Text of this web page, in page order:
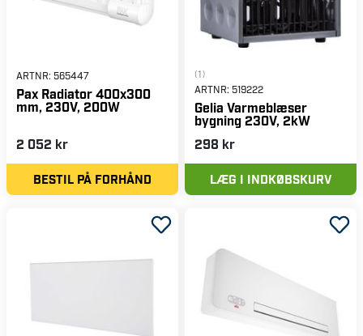
ARTNR: 565447
Pax Radiator 400x300
mm, 230V, 200W
2 052 kr
BESTIL PÅ FORHÅND
(1)
ARTNR: 519222
Gelia Varmeblæser
bygning 230V, 2kW
298 kr
LÆG I INDKØBSKURV